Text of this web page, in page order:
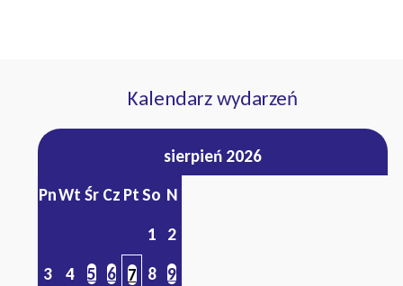
Kalendarz wydarzeń
sierpień 2026
PnWt Śr Cz PtSo N
1
2
3
4 5 6 7 8 9